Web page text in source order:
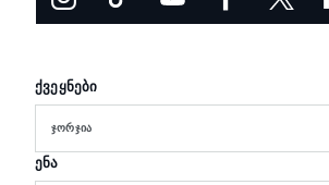
ქვეყნები
ᲯᲝᲠᲯᲘᲐ
ენა